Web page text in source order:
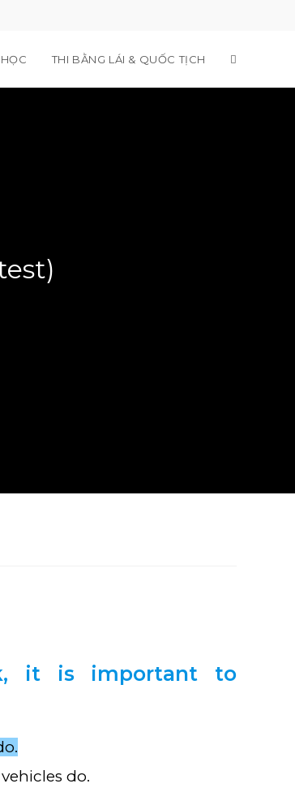
THI BẰNG LÁI & QUỐC TỊCH TOGGLE
it is important to
do.